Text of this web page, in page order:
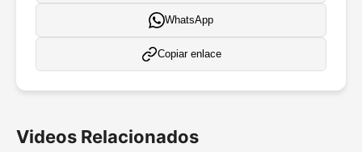
WhatsApp
Copiar enlace
Videos Relacionados